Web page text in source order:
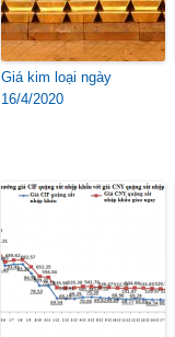
Giá kim loại ngày
16/4/2020